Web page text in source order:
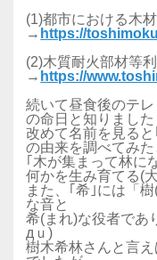
(1)都市における木
→ https://
(2)木質耐火部材等
→ https://
続いて昼食後のテ
の命日と知りました
改めて名前を見る
の由来を調べてみた
｢木が集まって林に
何かを生み育てる(
また、｢希｣には「
な音と
希(まれ)な役者であ
дｕ)
樹木希林さんと言